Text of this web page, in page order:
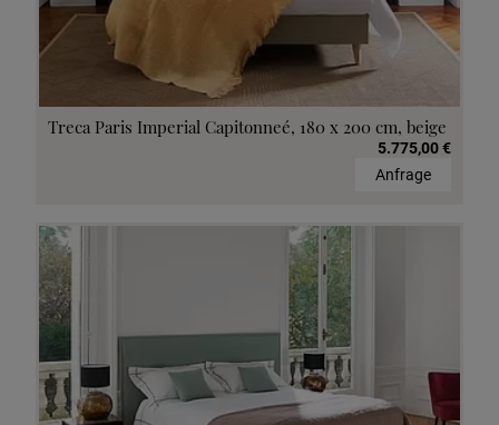
Treca Paris Imperial Capitonneé, 180 x 200 cm, beige
5.775,00 €
Anfrage